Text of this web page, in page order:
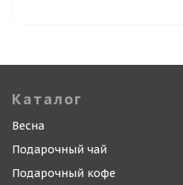
Каталог
Весна
Подарочный чай
Подарочный кофе